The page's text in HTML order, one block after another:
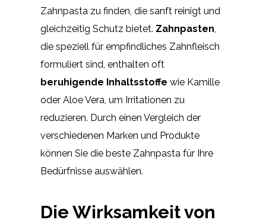
Zahnpasta zu finden, die sanft reinigt und
gleichzeitig Schutz bietet. Zahnpasten
die speziell für empfindliches Zahnfleisch
formuliert sind, enthalten oft
beruhigende Inhaltsstoffe wie Kamille
oder Aloe Vera, um Irritationen zu
reduzieren. Durch einen Vergleich der
verschiedenen Marken und Produkte
können Sie die beste Zahnpasta für Ihre
Bedürfnisse auswählen.
Die Wirksamkeit von